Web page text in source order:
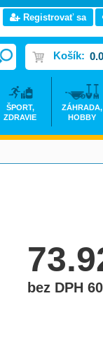
bez DPH
Registrovať sa
Košík:
ŠPORT,
ZDRAVIE
ZÁHRADA,
HOBBY